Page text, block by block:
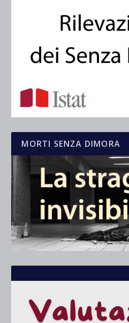
MORTI SENZA DIMORA